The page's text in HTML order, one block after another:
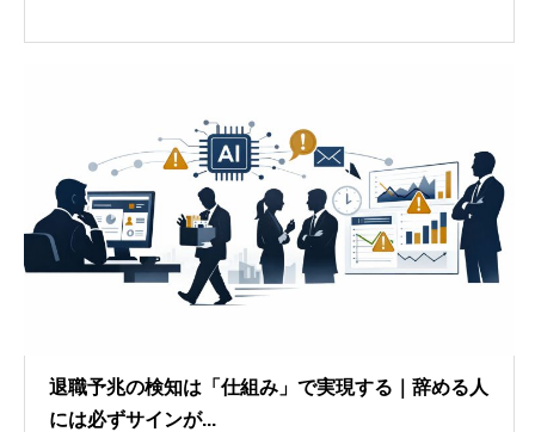
退職予兆の検知は「仕組み」で実現する｜辞める人
には必ずサインが...